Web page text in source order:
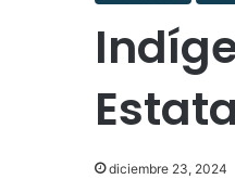
diciembre 23, 2024